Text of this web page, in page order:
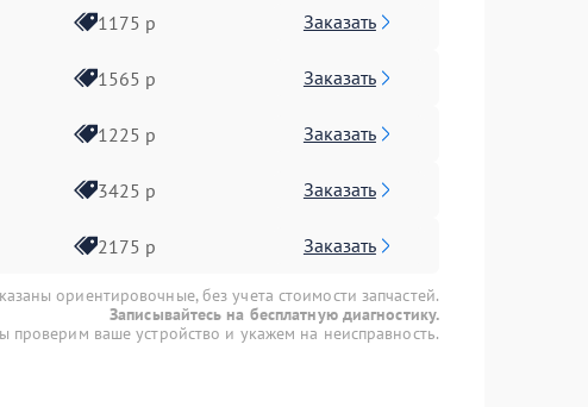
1175 р Заказать
1565 р Заказать
1225 р Заказать
3425 р Заказать
2175 р Заказать
ориентировочные, без учета стоимости запчастей.
Записывайтесь на бесплатную диагностику.
проверим ваше устройство и укажем на неисправность.